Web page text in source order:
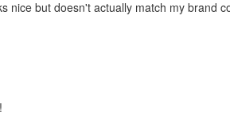
nice but doesn't actually match my brand